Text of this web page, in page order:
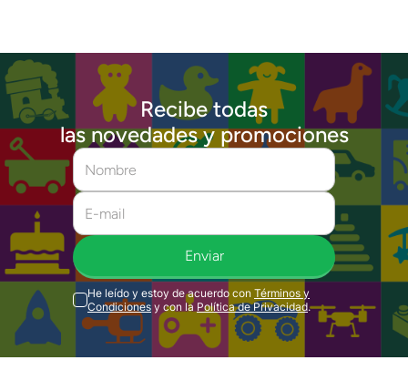
Recibe todas
las novedades y promociones
Enviar
He leído y estoy de acuerdo con Términos y
Condiciones y con la Política de Privacidad.